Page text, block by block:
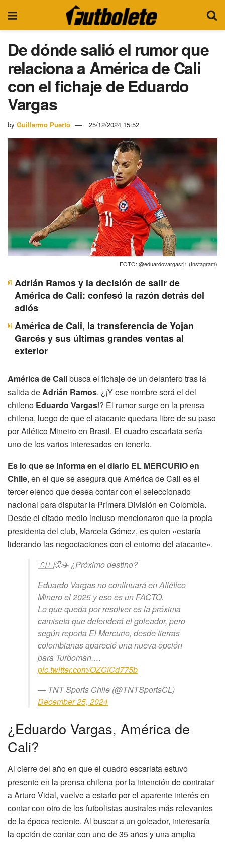
De dónde salió el rumor que
relaciona a América de Cali
con el fichaje de Eduardo
Vargas
by Guillermo Puerto 25/12/2024 15:52
FOTO: @eduardovargasrj1 (Instagram)
Adrián Ramos y la decisión de salir de
América de Cali: confesó la razón detrás del
adiós
América de Cali, la transferencia de Yojan
Garcés y sus últimas grandes ventas al
exterior
América de Calibusca el fichaje de un delantero tras la
salida deAdrián Ramos. ¿¡Y ese nombre será el del
chileno Eduardo Vargas!? El rumor surge en la prensa
chilena, luego de que el atacante quedara libre de su paso
por Atlético Mineiro en Brasil. El cuadro escarlata sería
uno de los varios interesados en tenerlo.
Es lo que se informa en el diario EL MERCURIO en
Chile, en el que se asegura que América de Cali es el
tercer elenco que desea contar con el seleccionado
nacional para disputar la Primera División en Colombia.
Desde el citado medio incluso mencionaron que la propia
presidenta del club, Marcela Gómez, es quien «estaría
liderando las negociaciones con el entorno del atacante».
🇨🇱😯✈️ ¿Próximo destino?
Eduardo Vargas no continuará en Atlético
Minero el 2025 y eso es un FACTO.
Lo que queda por resolver es la próxima
camiseta que defenderá el goleador, pero
según reporta El Mercurio, desde tierras
colombianas apareció una nueva opción
para Turboman.…
pic.twitter.com/OZClCd775b
— TNT Sports Chile (@TNTSportsCL)
December 25, 2024
¿Eduardo Vargas, América de
Cali?
Al cierre del año en que el cuadro escarlata estuvo
presente en la prensa chilena por la intención de contratar
a Arturo Vidal, vuelve a estarlo por el aparente interés en
contar con otro de los futbolistas australes más relevantes
de la época reciente. Al buscar a un goleador, interesaría
la opción de contar con uno de 35 años y una amplia